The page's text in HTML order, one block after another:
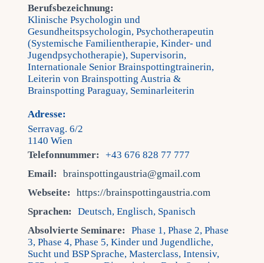
Berufsbezeichnung:
Klinische Psychologin und
Gesundheitspsychologin, Psychotherapeutin
(Systemische Familientherapie, Kinder- und
Jugendpsychotherapie), Supervisorin,
Internationale Senior Brainspottingtrainerin,
Leiterin von Brainspotting Austria &
Brainspotting Paraguay, Seminarleiterin
Adresse:
Serravag. 6/2
1140 Wien
Telefonnummer:
+43 676 828 77 777
Email:
brainspottingaustria@gmail.com
Webseite:
https://brainspottingaustria.com
Sprachen:
Deutsch, Englisch, Spanisch
Absolvierte Seminare:
Phase 1, Phase 2, Phase
3, Phase 4, Phase 5, Kinder und Jugendliche,
Sucht und BSP Sprache, Masterclass, Intensiv,